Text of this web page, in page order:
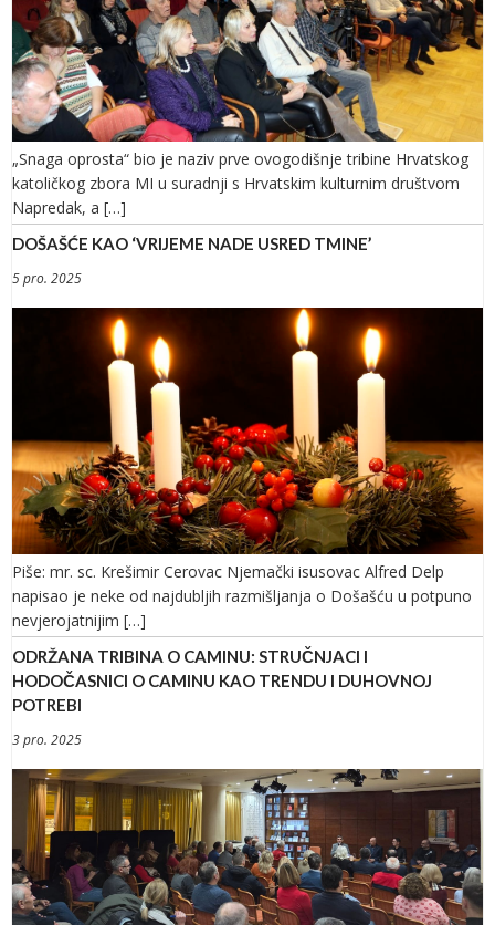
„Snaga oprosta“ bio je naziv prve ovogodišnje tribine Hrvatskog
katoličkog zbora MI u suradnji s Hrvatskim kulturnim društvom
Napredak, a […]
DOŠAŠĆE KAO ‘VRIJEME NADE USRED TMINE’
5 pro. 2025
Piše: mr. sc. Krešimir Cerovac Njemački isusovac Alfred Delp
napisao je neke od najdubljih razmišljanja o Došašću u potpuno
nevjerojatnijim […]
ODRŽANA TRIBINA O CAMINU: STRUČNJACI I
HODOČASNICI O CAMINU KAO TRENDU I DUHOVNOJ
POTREBI
3 pro. 2025